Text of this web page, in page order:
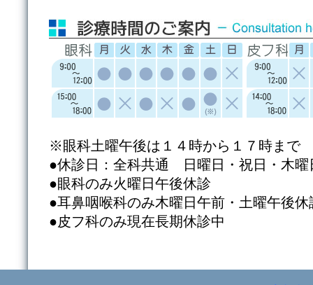
※眼科土曜午後は１４時から１７時まで
●休診日：全科共通 日曜日・祝日・木曜
●眼科のみ火曜日午後休診
●耳鼻咽喉科のみ木曜日午前・土曜午後休
●皮フ科のみ現在長期休診中